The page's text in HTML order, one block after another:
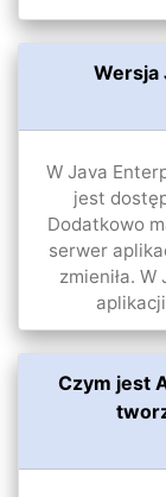
Wersja
W Java
jest
Dodatkowo
serwer
zmieniła.
Czym jest